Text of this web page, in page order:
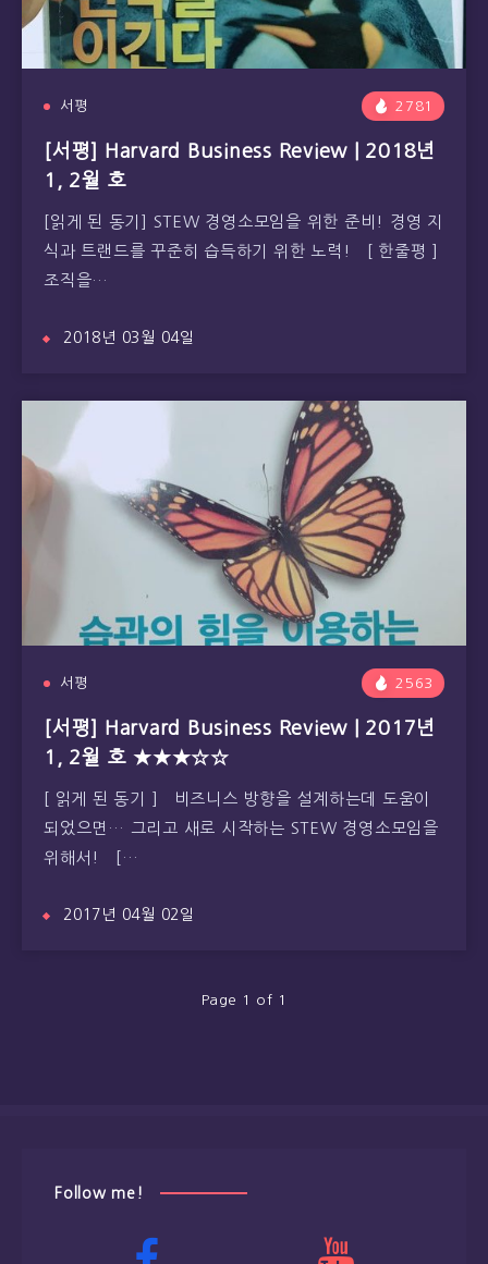
서평 2781
[서평] Harvard Business Review | 2018년
1, 2월 호
[읽게 된 동기] STEW 경영소모임을 위한 준비! 경영 지
식과 트랜드를 꾸준히 습득하기 위한 노력! [ 한줄평 ]
조직을…
2018년 03월 04일
서평 2563
[서평] Harvard Business Review | 2017년
1, 2월 호 ★★★☆☆
[ 읽게 된 동기 ] 비즈니스 방향을 설계하는데 도움이
되었으면… 그리고 새로 시작하는 STEW 경영소모임을
위해서! […
2017년 04월 02일
Page 1 of 1
Follow me!